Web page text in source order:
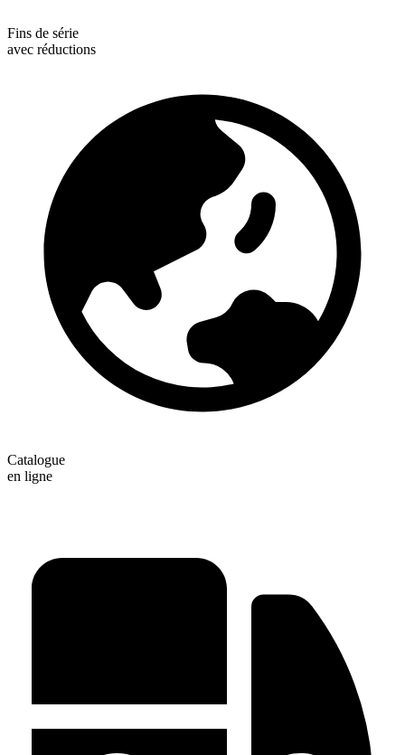
Fins de série
avec réductions
Catalogue
en ligne